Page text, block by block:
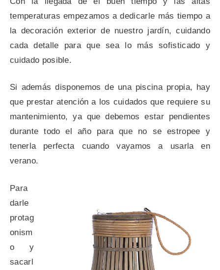
temperaturas empezamos a dedicarle más tiempo a
la decoración exterior de nuestro jardín, cuidando
cada detalle para que sea lo más sofisticado y
cuidado posible.
Si además disponemos de una piscina propia, hay
que prestar atención a los cuidados que requiere su
mantenimiento, ya que debemos estar pendientes
durante todo el año para que no se estropee y
tenerla perfecta cuando vayamos a usarla en
verano.
Para
darle
protag
onism
o y
sacarl